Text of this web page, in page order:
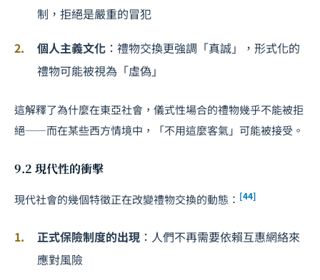
制，拒絕是嚴重的冒犯
個人主義文化 ：禮物交換更強調「真誠」，形式化的
禮物可能被視為「虛偽」
這解釋了為什麼在東亞社會，儀式性場合的禮物幾乎不能被拒
絕——而在某些西方情境中，「不用這麼客氣」可能被接受。
9.2 現代性的衝擊
現代社會的幾個特徵正在改變禮物交換的動態： [44]
正式保險制度的出現 ：人們不再需要依賴互惠網絡來
應對風險